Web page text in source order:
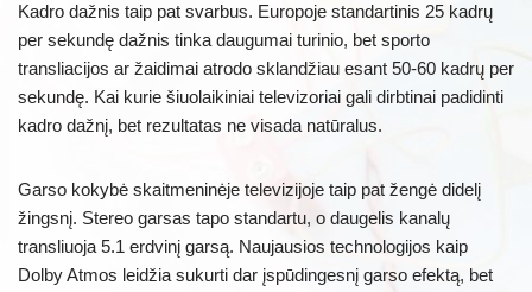
Kadro dažnis taip pat svarbus. Europoje standartinis 25 kadrų
per sekundę dažnis tinka daugumai turinio, bet sporto
transliacijos ar žaidimai atrodo sklandžiau esant 50-60 kadrų per
sekundę. Kai kurie šiuolaikiniai televizoriai gali dirbtinai padidinti
kadro dažnį, bet rezultatas ne visada natūralus.
Garso kokybė skaitmeninėje televizijoje taip pat žengė didelį
žingsnį. Stereo garsas tapo standartu, o daugelis kanalų
transliuoja 5.1 erdvinį garsą. Naujausios technologijos kaip
Dolby Atmos leidžia sukurti dar įspūdingesnį garso efektą, bet